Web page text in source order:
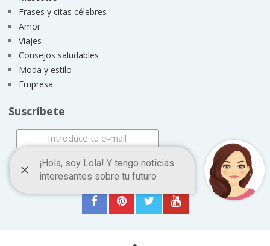
Frases y citas célebres
Amor
Viajes
Consejos saludables
Moda y estilo
Empresa
Suscríbete